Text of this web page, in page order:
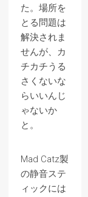
た。場所を
とる問題は
解決されま
せんが、カ
チカチうる
さくないな
らいいんじ
ゃないか
と。
Mad Catz製
の静音ステ
ィックには